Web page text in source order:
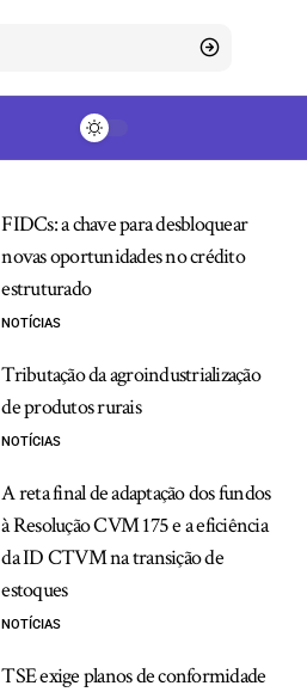
FIDCs: a chave para desbloquear
novas oportunidades no crédito
estruturado
NOTÍCIAS
Tributação da agroindustrialização
de produtos rurais
NOTÍCIAS
A reta final de adaptação dos fundos
à Resolução CVM 175 e a eficiência
da ID CTVM na transição de
estoques
NOTÍCIAS
TSE exige planos de conformidade